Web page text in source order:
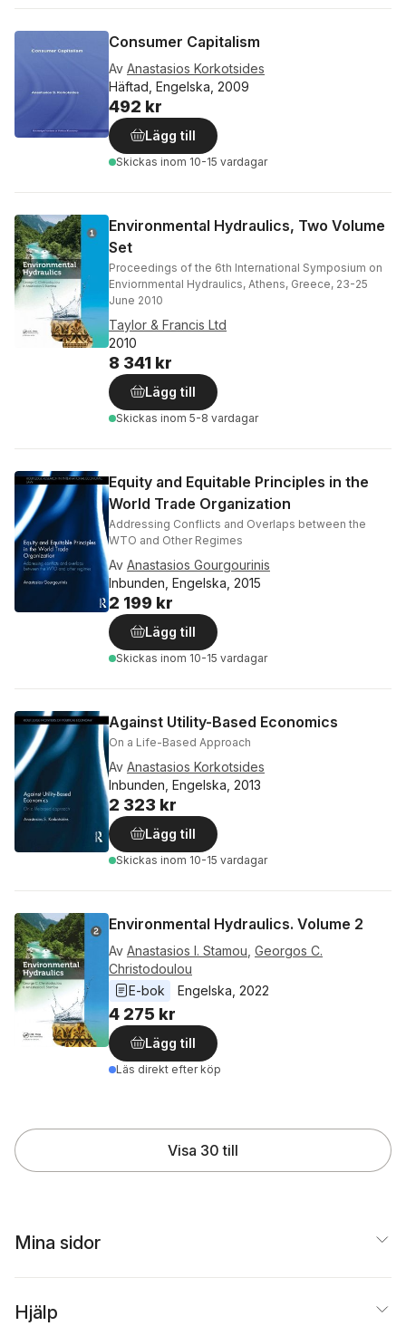
Consumer Capitalism
Av Anastasios Korkotsides
Häftad, Engelska, 2009
492 kr
Lägg till
Skickas inom 10-15 vardagar
Environmental Hydraulics, Two Volume
Set
Proceedings of the 6th International Symposium on
Enviornmental Hydraulics, Athens, Greece, 23-25
June 2010
Taylor & Francis Ltd
2010
8 341 kr
Lägg till
Skickas inom 5-8 vardagar
Equity and Equitable Principles in the
World Trade Organization
Addressing Conflicts and Overlaps between the
WTO and Other Regimes
Av Anastasios Gourgourinis
Inbunden, Engelska, 2015
2 199 kr
Lägg till
Skickas inom 10-15 vardagar
Against Utility-Based Economics
On a Life-Based Approach
Av Anastasios Korkotsides
Inbunden, Engelska, 2013
2 323 kr
Lägg till
Skickas inom 10-15 vardagar
Environmental Hydraulics. Volume 2
Av Anastasios I. Stamou Georgos C.
Christodoulou
E-bok
Engelska 2022
4 275 kr
Lägg till
Läs direkt efter köp
Visa 30 till
Mina sidor
Hjälp